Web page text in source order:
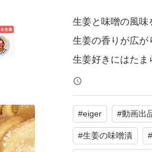
生姜と味噌の風味
生姜の香りが広が
生姜好きにはたま
紙付き。
お口一杯に、生姜
がります。
何度も何度も食
#eiger #動画出
#生姜の味噌漬 #